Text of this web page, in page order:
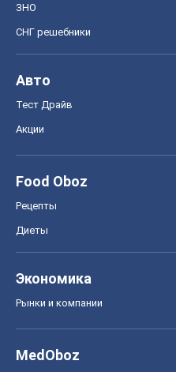
ЗНО
СНГ решебники
Авто
Тест Драйв
Акции
Food Oboz
Рецепты
Диеты
Экономика
Рынки и компании
MedOboz